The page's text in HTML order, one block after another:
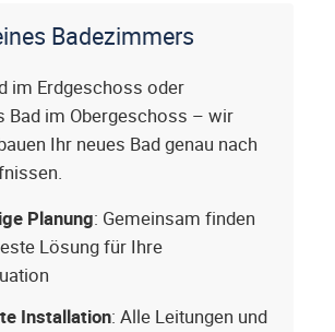
Badezimmers
im Erdgeschoss oder
Bad im Obergeschoss – wir
Ihr neues Bad genau nach
Planung: Gemeinsam finden
Lösung für Ihre
Installation: Alle Leitungen und